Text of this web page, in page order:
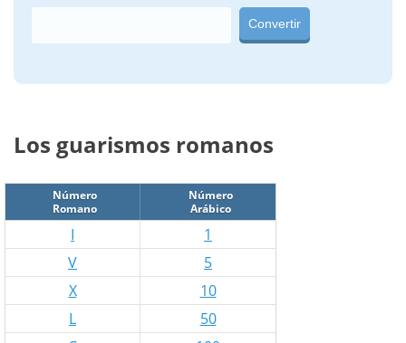
Convertir
Los guarismos romanos
Número
Romano
Número
Arábico
I
1
V
5
X
10
L
50